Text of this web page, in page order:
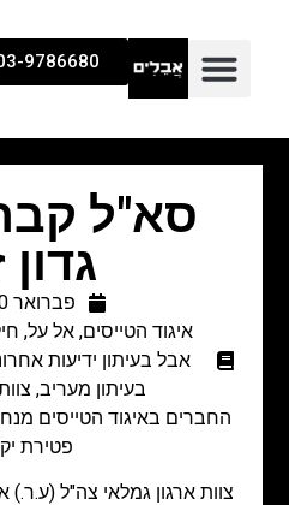
9786680
סא"ל
גדון
פברואר 10, 2014
איגוד הטייסים,אל על,
אבל בעיתון ידיעות
בעיתון מעריב,
החברים באיגוד הטייסים
פטירת
צוות ארגון גמלאי צה"ל